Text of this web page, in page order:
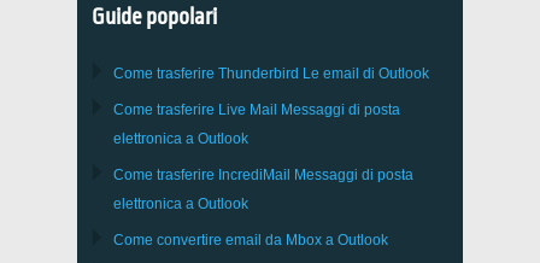
Guide popolari
Come trasferire Thunderbird Le email di Outlook
Come trasferire Live Mail
Messaggi di posta
elettronica a Outlook
Come trasferire IncrediMail
Messaggi di posta
elettronica a Outlook
Come convertire email da Mbox a Outlook